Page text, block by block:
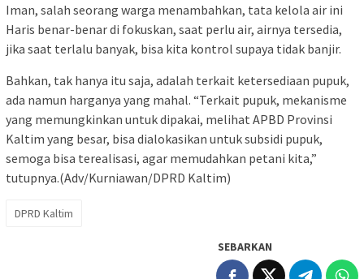
Iman, salah seorang warga menambahkan, tata kelola air ini
Haris benar-benar di fokuskan, saat perlu air, airnya tersedia,
jika saat terlalu banyak, bisa kita kontrol supaya tidak banjir.
Bahkan, tak hanya itu saja, adalah terkait ketersediaan pupuk,
ada namun harganya yang mahal. “Terkait pupuk, mekanisme
yang memungkinkan untuk dipakai, melihat APBD Provinsi
Kaltim yang besar, bisa dialokasikan untuk subsidi pupuk,
semoga bisa terealisasi, agar memudahkan petani kita,”
tutupnya.(Adv/Kurniawan/DPRD Kaltim)
DPRD Kaltim
SEBARKAN